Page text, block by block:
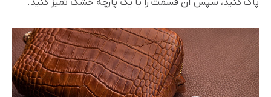
پاک کنید، سپس آن قسمت را با یک پارچه خشک تمیز کنید.